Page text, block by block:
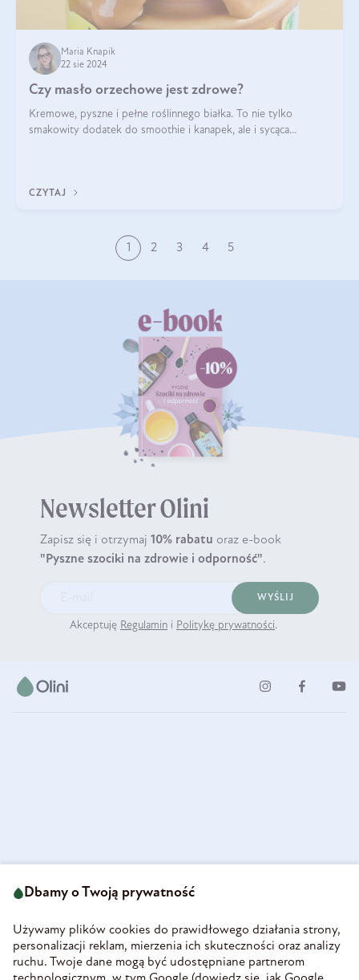
Maria Knapik
22 sie 2024
Czy masło orzechowe jest zdrowe?
Kremowe, pyszne i pełne roślinnego białka. To nie tylko
smakowity dodatek do smoothie i kanapek, ale i sycąca
CZYTAJ
1 2 3 4 5
Newsletter Olini
Zapisz się i otrzymaj 10% rabatu oraz e-book
"Pyszne szociki na zdrowie i odporność".
WYŚLIJ
Akceptuję Regulamin i Politykę prywatności.
58-160 Świebodzice
REGON 890213034
INFORMACJE
Dbamy o Twoją prywatność
Używamy plików cookies do prawidłowego działania strony,
personalizacji reklam, mierzenia ich skuteczności oraz analizy
ruchu. Twoje dane mogą być udostępniane partnerom